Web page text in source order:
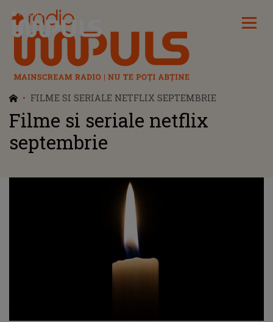
Radio Impuls
FILME SI SERIALE NETFLIX SEPTEMBRIE
Filme si seriale netflix
septembrie